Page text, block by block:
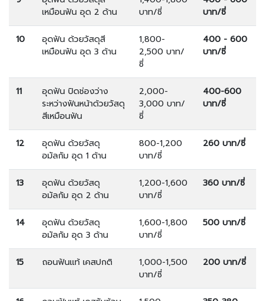
เหมือนฟัน อุด 2 ด้าน
บาท/ซี่
บาท/ซี่
10
อุดฟัน ด้วยวัสดุสี
เหมือนฟัน อุด 3 ด้าน
1,800-
2,500 บาท/
ซี่
400 - 600
บาท/ซี่
11
อุดฟัน ปิดช่องว่าง
ระหว่างฟันหน้าด้วยวัสดุ
สีเหมือนฟัน
2,000-
3,000 บาท/
ซี่
400-600
บาท/ซี่
12
อุดฟัน ด้วยวัสดุ
อมัลกัม อุด 1 ด้าน
800-1,200
บาท/ซี่
260 บาท/ซี่
13
อุดฟัน ด้วยวัสดุ
อมัลกัม อุด 2 ด้าน
1,200-1,600
บาท/ซี่
360 บาท/ซี่
14
อุดฟัน ด้วยวัสดุ
อมัลกัม อุด 3 ด้าน
1,600-1,800
บาท/ซี่
500 บาท/ซี่
15 ถอนฟันแท้ เคสปกติ
1,000-1,500
บาท/ซี่
200 บาท/ซี่